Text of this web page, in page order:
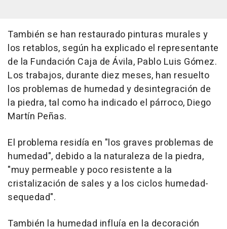
También se han restaurado pinturas murales y
los retablos, según ha explicado el representante
de la Fundación Caja de Ávila, Pablo Luis Gómez.
Los trabajos, durante diez meses, han resuelto
los problemas de humedad y desintegración de
la piedra, tal como ha indicado el párroco, Diego
Martín Peñas.
El problema residía en "los graves problemas de
humedad", debido a la naturaleza de la piedra,
"muy permeable y poco resistente a la
cristalización de sales y a los ciclos humedad-
sequedad".
También la humedad influía en la decoración